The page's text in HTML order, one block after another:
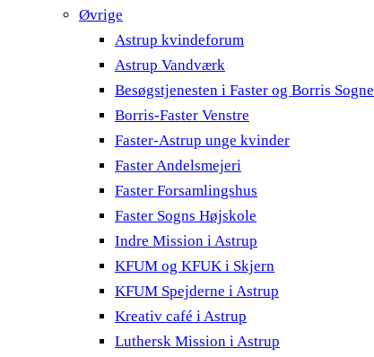
Øvrige
Astrup kvindeforum
Astrup Vandværk
Besøgstjenesten i Faster og Borris Sogne
Borris-Faster Venstre
Faster-Astrup unge kvinder
Faster Andelsmejeri
Faster Forsamlingshus
Faster Sogns Højskole
Indre Mission i Astrup
KFUM og KFUK i Skjern
KFUM Spejderne i Astrup
Kreativ café i Astrup
Luthersk Mission i Astrup